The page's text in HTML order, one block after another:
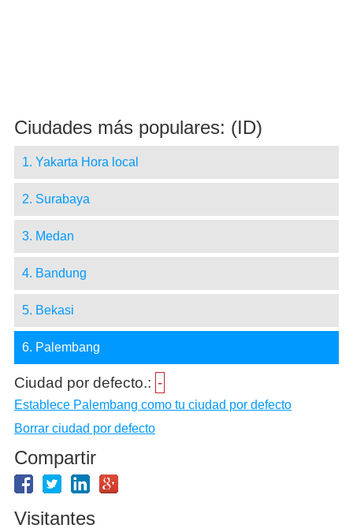
Ciudades más populares: (ID)
1. Yakarta Hora local
2. Surabaya
3. Medan
4. Bandung
5. Bekasi
6. Palembang
Ciudad por defecto.: -
Establece Palembang como tu ciudad por defecto
Borrar ciudad por defecto
Compartir
Visitantes